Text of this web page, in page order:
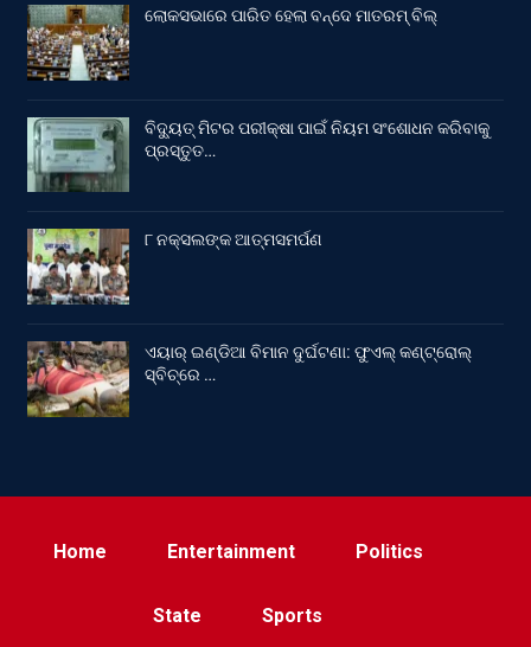
ଲୋକସଭାରେ ପାରିତ ହେଲା ବନ୍ଦେ ମାତରମ୍‌ ବିଲ୍‌
ବିଦ୍ୟୁତ୍ ମିଟର ପରୀକ୍ଷା ପାଇଁ ନିୟମ ସଂଶୋଧନ କରିବାକୁ
ପ୍ରସ୍ତୁତ…
୮ ନକ୍ସଲଙ୍କ ଆତ୍ମସମର୍ପଣ
ଏୟାର୍ ଇଣ୍ଡିଆ ବିମାନ ଦୁର୍ଘଟଣା: ଫୁଏଲ୍‌ କଣ୍ଟ୍ରୋଲ୍‌
ସ୍ବିଚ୍‌ରେ …
Home Entertainment Politics
State Sports